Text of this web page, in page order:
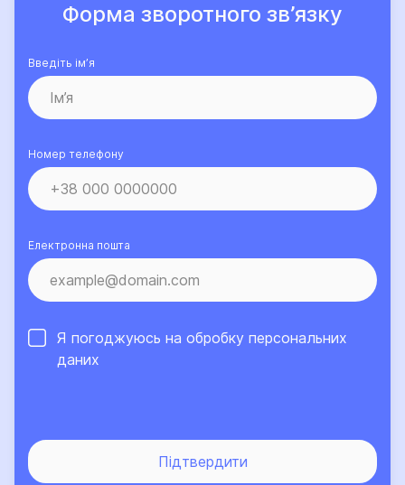
Форма зворотного зв’язку
Введіть ім’я
Номер телефону
Електронна пошта
Я погоджуюсь на обробку персональних
даних
Підтвердити